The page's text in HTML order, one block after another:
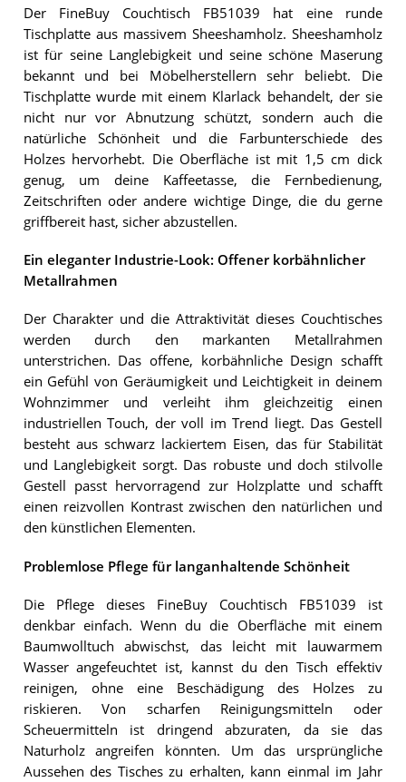
Der FineBuy Couchtisch FB51039 hat eine runde
Tischplatte aus massivem Sheeshamholz. Sheeshamholz
ist für seine Langlebigkeit und seine schöne Maserung
bekannt und bei Möbelherstellern sehr beliebt. Die
Tischplatte wurde mit einem Klarlack behandelt, der sie
nicht nur vor Abnutzung schützt, sondern auch die
natürliche Schönheit und die Farbunterschiede des
Holzes hervorhebt. Die Oberfläche ist mit 1,5 cm dick
genug, um deine Kaffeetasse, die Fernbedienung,
Zeitschriften oder andere wichtige Dinge, die du gerne
griffbereit hast, sicher abzustellen.
Ein eleganter Industrie-Look: Offener korbähnlicher
Metallrahmen
Der Charakter und die Attraktivität dieses Couchtisches
werden durch den markanten Metallrahmen
unterstrichen. Das offene, korbähnliche Design schafft
ein Gefühl von Geräumigkeit und Leichtigkeit in deinem
Wohnzimmer und verleiht ihm gleichzeitig einen
industriellen Touch, der voll im Trend liegt. Das Gestell
besteht aus schwarz lackiertem Eisen, das für Stabilität
und Langlebigkeit sorgt. Das robuste und doch stilvolle
Gestell passt hervorragend zur Holzplatte und schafft
einen reizvollen Kontrast zwischen den natürlichen und
den künstlichen Elementen.
Problemlose Pflege für langanhaltende Schönheit
Die Pflege dieses FineBuy Couchtisch FB51039 ist
denkbar einfach. Wenn du die Oberfläche mit einem
Baumwolltuch abwischst, das leicht mit lauwarmem
Wasser angefeuchtet ist, kannst du den Tisch effektiv
reinigen, ohne eine Beschädigung des Holzes zu
riskieren. Von scharfen Reinigungsmitteln oder
Scheuermitteln ist dringend abzuraten, da sie das
Naturholz angreifen könnten. Um das ursprüngliche
Aussehen des Tisches zu erhalten, kann einmal im Jahr